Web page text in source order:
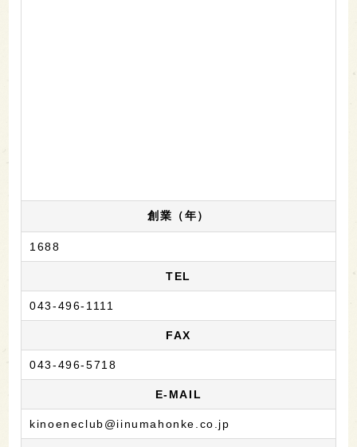
創業（年）
1688
TEL
043-496-1111
FAX
043-496-5718
E-MAIL
kinoeneclub@iinumahonke.co.jp